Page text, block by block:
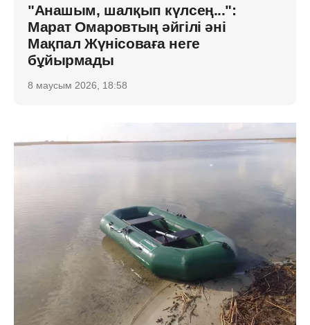
"Анашым, шалқып күлсең...":
Марат Омаровтың әйгілі әні
Мақпал Жүнісоваға неге
бұйырмады
8 маусым 2026, 18:58